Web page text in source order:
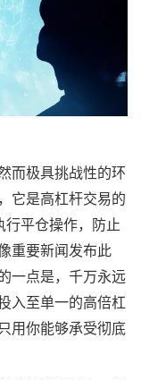
而极具挑战性的环
它是高杠杆交易的
行平仓操作，防止
重要新闻发布此
一点是，千万永远
入至单一的高倍杠
用你能够承受彻底